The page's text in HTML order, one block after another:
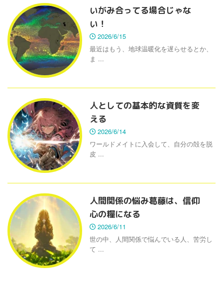
いがみ合ってる場合じゃな
い！
2026/6/15
最近はもう、地球温暖化を遅らせるとか、
ま ...
人としての基本的な資質を変
える
2026/6/14
ワールドメイトに入会して、自分の殻を脱
皮 ...
人間関係の悩み葛藤は、信仰
心の糧になる
2026/6/11
世の中、人間関係で悩んでいる人、苦労し
て ...